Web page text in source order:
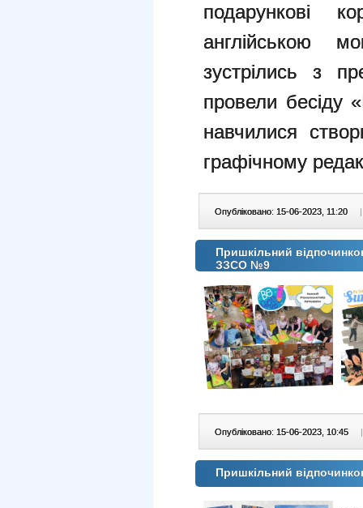
подарункові
англійською
зустрілись з
провели бесіду
навчилися
графічному
Опубліковано: 15-06-2023, 11:20 |
Пришкільний
ЗЗСО №9
Опубліковано: 15-06-2023, 10:45 |
Пришкільний